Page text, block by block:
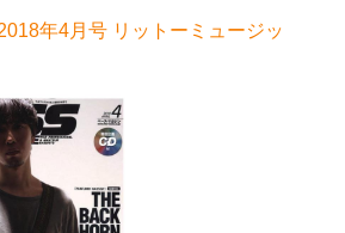
年4月号 リットーミュージッ